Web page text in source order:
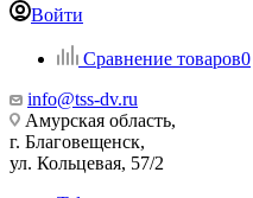
Войти
Сравнение товаров0
info@tss-dv.ru
Амурская область,
г. Благовещенск,
ул. Кольцевая, 57/2